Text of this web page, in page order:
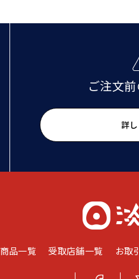
ご注文
詳
商品一覧 受取店舗一覧 お取